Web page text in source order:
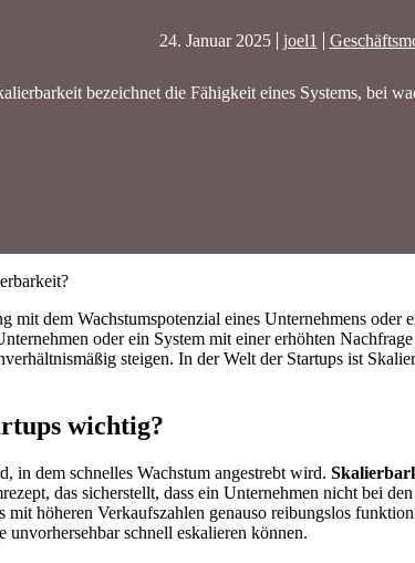
24. Januar 2025 joel1
bezeichnet die Fähigkeit eines Systems, bei
mit dem Wachstumspotenzial eines Unternehmens
oder ein System mit einer erhöhten
steigen. In der Welt der Startups ist
wichtig?
in dem schnelles Wachstum angestrebt wird.
das sicherstellt, dass ein Unternehmen nicht bei
höheren Verkaufszahlen genauso reibungslos
unvorhersehbar schnell eskalieren können.